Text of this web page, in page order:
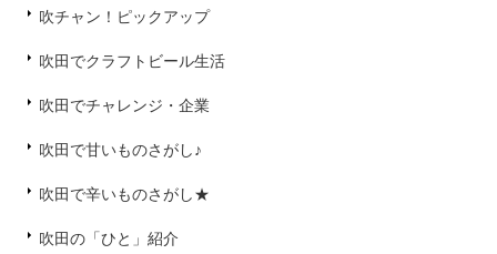
吹チャン！ピックアップ
吹田でクラフトビール生活
吹田でチャレンジ・企業
吹田で甘いものさがし♪
吹田で辛いものさがし★
吹田の「ひと」紹介